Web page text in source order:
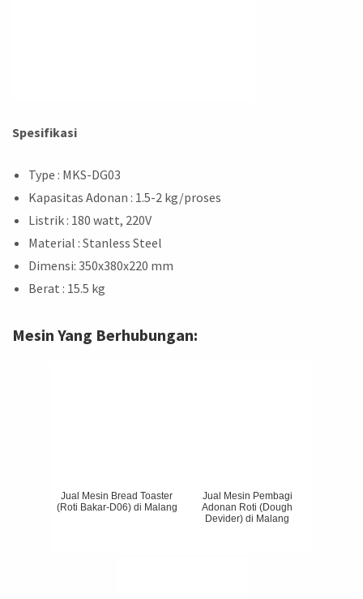
Spesifikasi
Type : MKS-DG03
Kapasitas Adonan : 1.5-2 kg/proses
Listrik : 180 watt, 220V
Material : Stanless Steel
Dimensi: 350x380x220 mm
Berat : 15.5 kg
Mesin Yang Berhubungan:
Jual Mesin Bread Toaster
(Roti Bakar-D06) di Malang
Jual Mesin Pembagi
Adonan Roti (Dough
Devider) di Malang